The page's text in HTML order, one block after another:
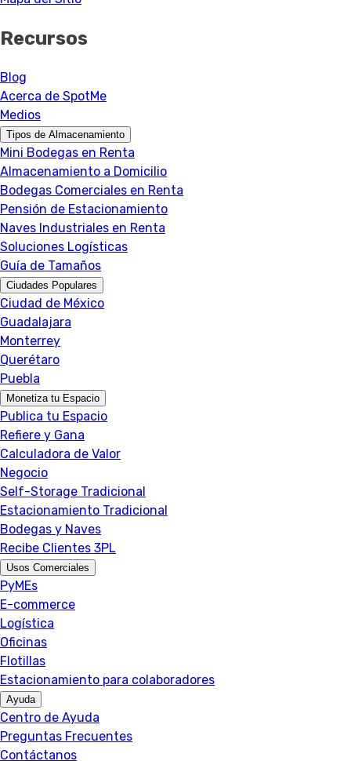
Recursos
Blog
Acerca de SpotMe
Medios
Tipos de Almacenamiento
Mini Bodegas en Renta
Almacenamiento a Domicilio
Bodegas Comerciales en Renta
Pensión de Estacionamiento
Naves Industriales en Renta
Soluciones Logísticas
Guía de Tamaños
Ciudades Populares
Ciudad de México
Guadalajara
Monterrey
Querétaro
Puebla
Monetiza tu Espacio
Publica tu Espacio
Refiere y Gana
Calculadora de Valor
Negocio
Self-Storage Tradicional
Estacionamiento Tradicional
Bodegas y Naves
Recibe Clientes 3PL
Usos Comerciales
PyMEs
E-commerce
Logística
Oficinas
Flotillas
Estacionamiento para colaboradores
Ayuda
Centro de Ayuda
Preguntas Frecuentes
Contáctanos